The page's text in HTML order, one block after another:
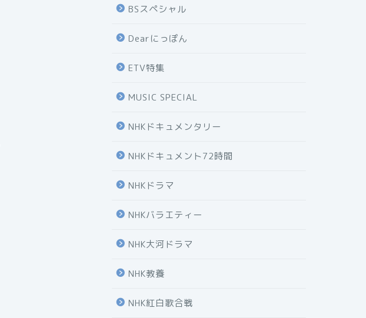
BSスペシャル
Dearにっぽん
ETV特集
MUSIC SPECIAL
NHKドキュメンタリー
NHKドキュメント72時間
NHKドラマ
NHKバラエティー
NHK大河ドラマ
NHK教養
NHK紅白歌合戦